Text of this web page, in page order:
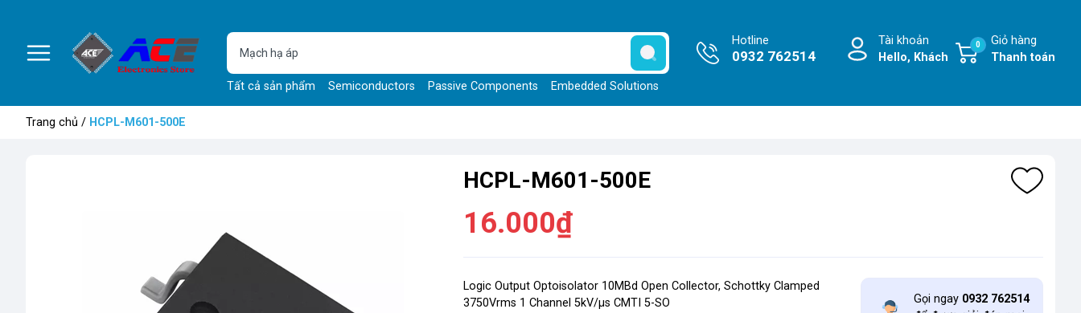
Tất cả sản phẩm Semiconductors Passive Components Embedded Solutions
Hotline
0932 762514
Tài khoản
Hello, Khách
Giỏ hàng
Thanh toán
0
Trang chủ / HCPL-M601-500E
HCPL-M601-500E
16.000₫
Logic Output Optoisolator 10MBd Open Collector, Schottky Clamped
3750Vrms 1 Channel 5kV/µs CMTI 5-SO
Gọi ngay 0932 762514